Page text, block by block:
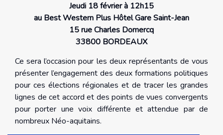
Jeudi 18 février à 12h15
au Best Western Plus Hôtel Gare Saint-Jean
15 rue Charles Domercq
33800 BORDEAUX
Ce sera l’occasion pour les deux représentants de vous
présenter l’engagement des deux formations politiques
pour ces élections régionales et de tracer les grandes
lignes de cet accord et des points de vues convergents
pour porter une voix différente et attendue par de
nombreux Néo-aquitains.